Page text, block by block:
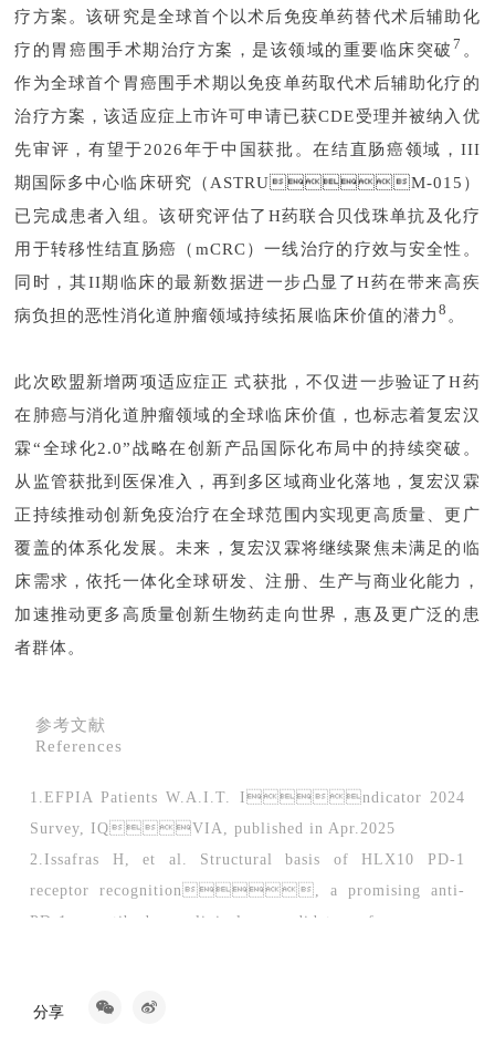
疗方案。该研究是全球首个以术后免疫单药替代术后辅助化
疗的胃癌围手术期治疗方案，是该领域的重要临床突破 7 。
作为全球首个胃癌围手术期以免疫单药取代术后辅助化疗的
治疗方案，该适应症上市许可申请已获CDE受理并被纳入优
先审评，有望于2026年于中国获批。在结直肠癌领域，III
期国际多中心临床研究（ASTRUM-015）
已完成患者入组。该研究评估了H药联合贝伐珠单抗及化疗
用于转移性结直肠癌（mCRC）一线治疗的疗效与安全性。
同时，其II期临床的最新数据进一步凸显了H药在带来高疾
病负担的恶性消化道肿瘤领域持续拓展临床价值的潜力8 。
此次欧盟新增两项适应症正式获批，不仅进一步验证了H药
在肺癌与消化道肿瘤领域的全球临床价值，也标志着复宏汉
霖“全球化2.0”战略在创新产品国际化布局中的持续突破。
从监管获批到医保准入，再到多区域商业化落地，复宏汉霖
正持续推动创新免疫治疗在全球范围内实现更高质量、更广
覆盖的体系化发展。未来，复宏汉霖将继续聚焦未满足的临
床需求，依托一体化全球研发、注册、生产与商业化能力，
加速推动更多高质量创新生物药走向世界，惠及更广泛的患
者群体。
参考文献
References
1.EFPIA Patients W.A.I.T. Indicator 2024
Survey, IQVIA, published in Apr.2025
2.Issafras H, et al. Structural basis of HLX10 PD-1
receptor recognition, a promising anti-
PD-1 antibody clinical candidate for cancer
3.Hui E, et al. T cell costimulatory
分享